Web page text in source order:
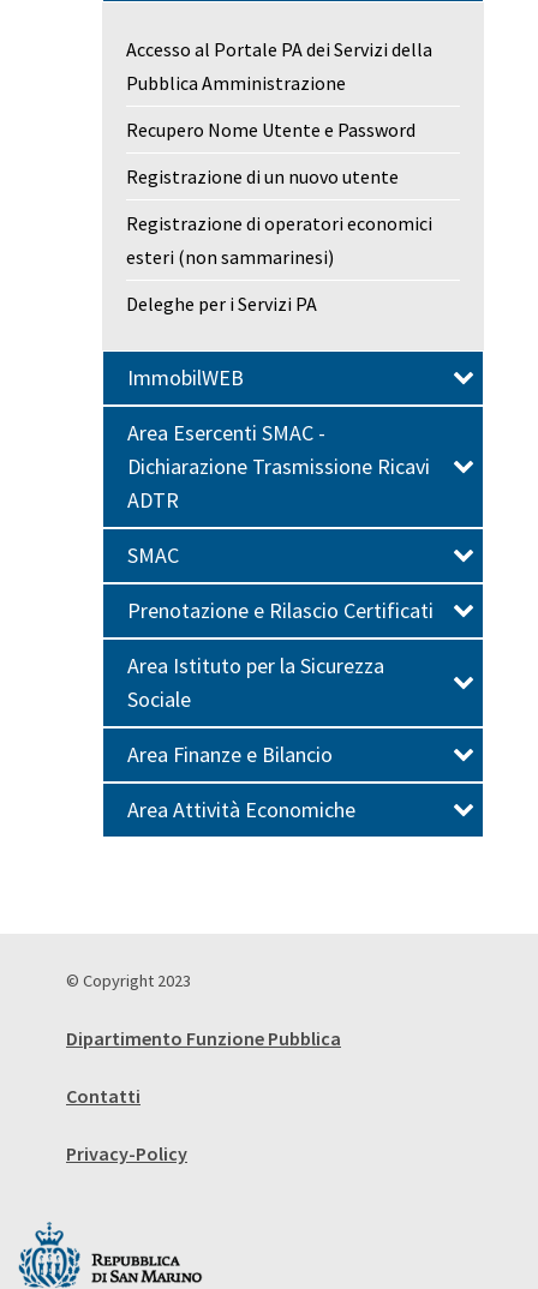
Accesso al Portale PA dei Servizi della
Pubblica Amministrazione
Recupero Nome Utente e Password
Registrazione di un nuovo utente
Registrazione di operatori economici
esteri (non sammarinesi)
Deleghe per i Servizi PA
ImmobilWEB
Area Esercenti SMAC -
Dichiarazione Trasmissione Ricavi
ADTR
SMAC
Prenotazione e Rilascio Certificati
Area Istituto per la Sicurezza
Sociale
Area Finanze e Bilancio
Area Attività Economiche
© Copyright 2023
Dipartimento Funzione Pubblica
Contatti
Privacy-Policy